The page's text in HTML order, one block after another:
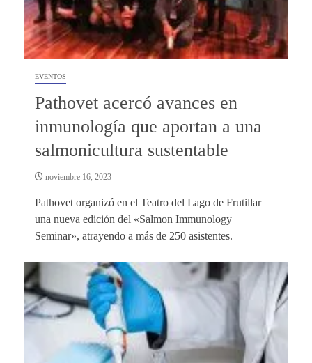
EVENTOS
Pathovet acercó avances en
inmunología que aportan a una
salmonicultura sustentable
noviembre 16, 2023
Pathovet organizó en el Teatro del Lago de Frutillar
una nueva edición del «Salmon Immunology
Seminar», atrayendo a más de 250 asistentes.